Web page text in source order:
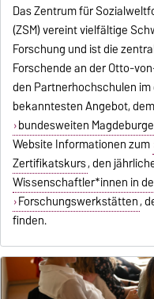
Das Zentrum für
(ZSM) vereint vielfältige
Forschung und ist die
Forschende an der Otto-
den Partnerhochschulen
bekanntesten Angebot,
bundesweiten
Website Informationen zum
Zertifikatskurs, den
Wissenschaftler*innen in
Forschungswerkstätten,
finden.